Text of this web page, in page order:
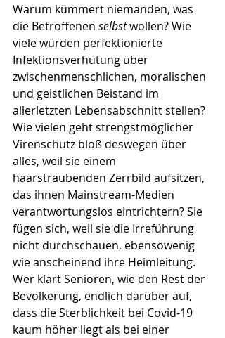
Warum kümmert niemanden, was
die Betroffenen selbst wollen? Wie
viele würden perfektionierte
Infektions­verhütung über
zwischenmenschlichen, moralischen
und geistlichen Beistand im
allerletzten Lebens­abschnitt stellen?
Wie vielen geht strengst­möglicher
Virenschutz bloß deswegen über
alles, weil sie einem
haarsträubenden Zerrbild aufsitzen,
das ihnen Mainstream-Medien
verantwortungslos eintrichtern? Sie
fügen sich, weil sie die Irreführung
nicht durchschauen, ebensowenig
wie anscheinend ihre Heimleitung.
Wer klärt Senioren, wie den Rest der
Bevölkerung, endlich darüber auf,
dass die Sterblichkeit bei Covid-19
kaum höher liegt als bei einer